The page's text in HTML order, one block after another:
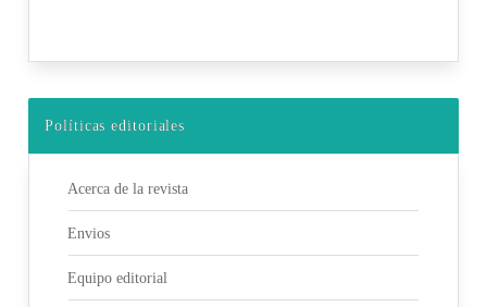
Políticas editoriales
Acerca de la revista
Envios
Equipo editorial